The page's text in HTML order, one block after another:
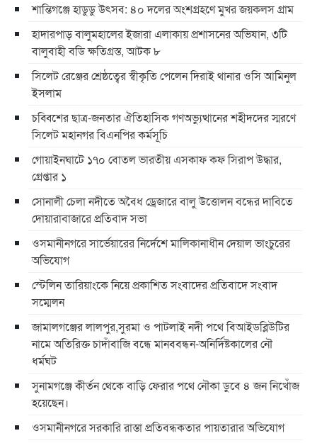
শান্তিগঞ্জে হাডুডু উৎসব: ৪০ দলের অংশগ্রহণে মুখর জয়কলস গ্রাম
হাদারপাড় বালুমহালের ইজারা এলাকায় প্রশাসনের অভিযান, ৩টি
বালুবাহী বডি ক্ষতিগ্রস্ত, আটক ৮
সিলেট রেঞ্জের শ্রেষ্ঠত্বের স্বীকৃতি পেলেন দিরাই থানার ওসি আমিনুল
ইসলাম
চব্বিশের ছাত্র-জনতার ঐতিহাসিক গণঅভ্যুত্থানের শহীদদের স্মরণে
সিলেট মহানগর বিএনপির কর্মসূচি
গোয়াইনঘাটে ১৭০ বোতল ভারতীয় এসকাফ কফ সিরাপ উদ্ধার,
গ্রেপ্তার ১
সোনালী চেলা নদীতে অবৈধ ড্রেজারে বালু উত্তোলন বন্ধের দাবিতে
দোয়ারাবাজারে প্রতিবাদ সভা
ওসমানীনগরে সার্ভেয়ারের নির্দেশে মালিকানাধীন দেয়াল ভাংচুরের
অভিযোগ
স্টেলিন তারিয়াংকে নিয়ে প্রকাশিত সংবাদের প্রতিবাদে সংবাদ
সম্মেলন
জামালগঞ্জের লালপুর,সুরমা ও পাটলাই নদী পথে বিআইডব্লিউটির
নামে অতিরিক্ত চাদাঁবাজি বন্ধে মানববন্ধন-অনির্দিষ্টকালের নৌ
ধর্মঘট
সুনামগঞ্জে কীর্তন থেকে বাড়ি ফেরার পথে নৌকা ডুবে ৪ জন নিখোঁজ
হয়েছেন।
ওসমানীনগরে সরকারি রাস্তা প্রতিবন্ধকতার পায়তারার অভিযোগ